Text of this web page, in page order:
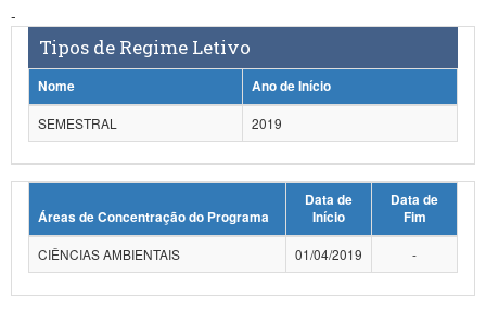
Controladoria-Geral da União
Ministério da Mulher, da Família e dos Direitos Humanos
-
Tipos de Regime Letivo
Nome
Ano de Início
SEMESTRAL
2019
Áreas de Concentração do Programa
Data de
Início
Data de
Fim
CIÊNCIAS AMBIENTAIS
01/04/2019 -